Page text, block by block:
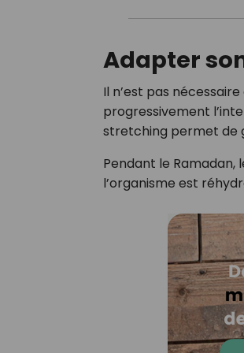
Adapter
Il n’est pas
progressivement
stretching permet de
Pendant le
l’organisme est